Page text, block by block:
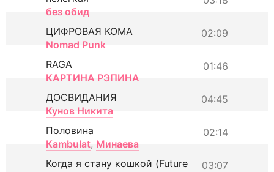
без обид
02:09
ЦИФРОВАЯ КОМА
Nomad Punk
01:46
RAGA
КАРТИНА РЭПИНА
04:45
ДОСВИДАНИЯ
Кунов Никита
02:14
Половина
Kambulat, Минаева
03:07
Когда я стану кошкой (Future